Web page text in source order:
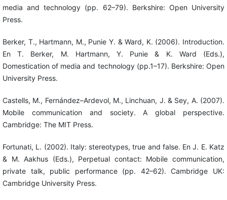
media and technology (pp. 62–79). Berkshire: Open University
Press.
Berker, T., Hartmann, M., Punie Y. & Ward, K. (2006). Introduction.
En T. Berker, M. Hartmann, Y. Punie & K. Ward (Eds.),
Domestication of media and technology (pp.1–17). Berkshire: Open
University Press.
Castells, M., Fernández–Ardevol, M., Linchuan, J. & Sey, A. (2007).
Mobile communication and society. A global perspective.
Cambridge: The MIT Press.
Fortunati, L. (2002). Italy: stereotypes, true and false. En J. E. Katz
& M. Aakhus (Eds.), Perpetual contact: Mobile communication,
private talk, public performance (pp. 42–62). Cambridge UK:
Cambridge University Press.